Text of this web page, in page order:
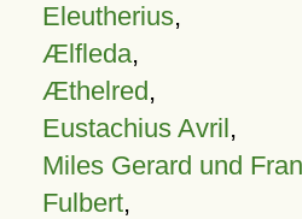
Eleutherius,
Ælfleda,
Æthelred,
Eustachius Avril,
Miles Gerard und
Fulbert,